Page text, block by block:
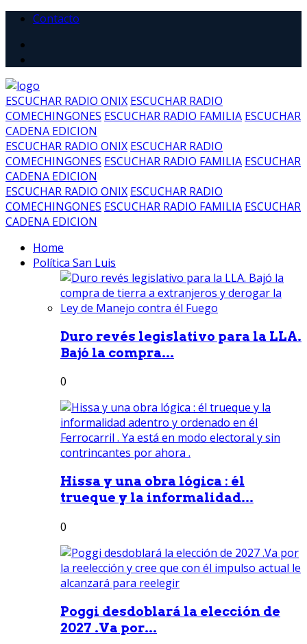
Contacto
ESCUCHAR RADIO ONIX ESCUCHAR RADIO
COMECHINGONES ESCUCHAR RADIO FAMILIA ESCUCHAR
CADENA EDICION
ESCUCHAR RADIO ONIX ESCUCHAR RADIO
COMECHINGONES ESCUCHAR RADIO FAMILIA ESCUCHAR
CADENA EDICION
ESCUCHAR RADIO ONIX ESCUCHAR RADIO
COMECHINGONES ESCUCHAR RADIO FAMILIA ESCUCHAR
CADENA EDICION
Home
Política San Luis
Duro revés legislativo para la LLA.
Bajó la compra...
0
Hissa y una obra lógica : él
trueque y la informalidad...
0
Poggi desdoblará la elección de
2027 .Va por...